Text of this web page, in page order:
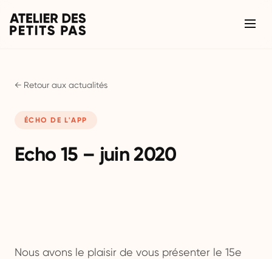
← Retour aux actualités
ÉCHO DE L'APP
Echo 15 – juin 2020
Nous avons le plaisir de vous présenter le 15e